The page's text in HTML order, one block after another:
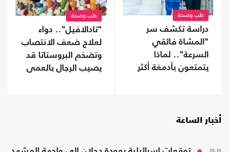
طب وصحة
دراسة تكشف سر
"المشاة فائقي
السرعة".. لماذا
يتمتعون بأدمغة أكثر
طب وصحة
"تادالافيل".. دواء
لعلاج ضعف الانتصاب
وتضخم البروستاتا قد
يصيب الرجال بالعمى
أخبار الساعة
09:39